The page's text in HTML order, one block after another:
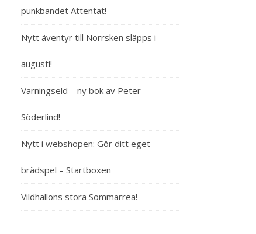
punkbandet Attentat!
Nytt äventyr till Norrsken släpps i
augusti!
Varningseld – ny bok av Peter
Söderlind!
Nytt i webshopen: Gör ditt eget
brädspel – Startboxen
Vildhallons stora Sommarrea!